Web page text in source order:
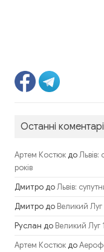
Останні коментарі
Артем КостюкдоЛьвів:
років
ДмитродоЛьвів:
Дмитродо Великий
Руслан до Великий Луг
Артем Костюкдо